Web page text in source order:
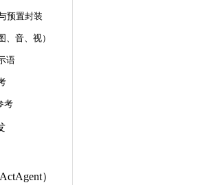
预置封装
、音、视）
语
考
）